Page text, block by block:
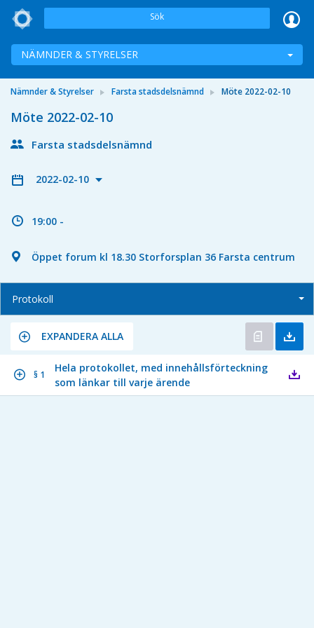
Sök
NÄMNDER & STYRELSER
Nämnder & Styrelser Farsta stadsdelsnämnd Möte 2022-02-10
Möte 2022-02-10
Farsta stadsdelsnämnd
2022-02-10
19:00 -
Öppet forum kl 18.30 Storforsplan 36 Farsta centrum
Protokoll
EXPANDERA ALLA
§ 1
Hela protokollet, med innehållsförteckning
som länkar till varje ärende